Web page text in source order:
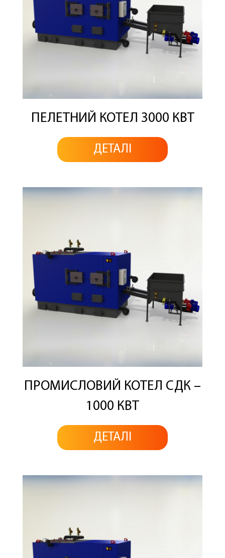
ПЕЛЕТНИЙ КОТЕЛ 3000 КВТ
ДЕТАЛІ
ПРОМИСЛОВИЙ КОТЕЛ СДК –
1000 КВТ
ДЕТАЛІ